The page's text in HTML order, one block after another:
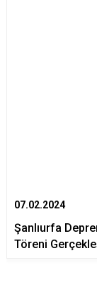
07.02.2024
Şanlıurfa
Töreni